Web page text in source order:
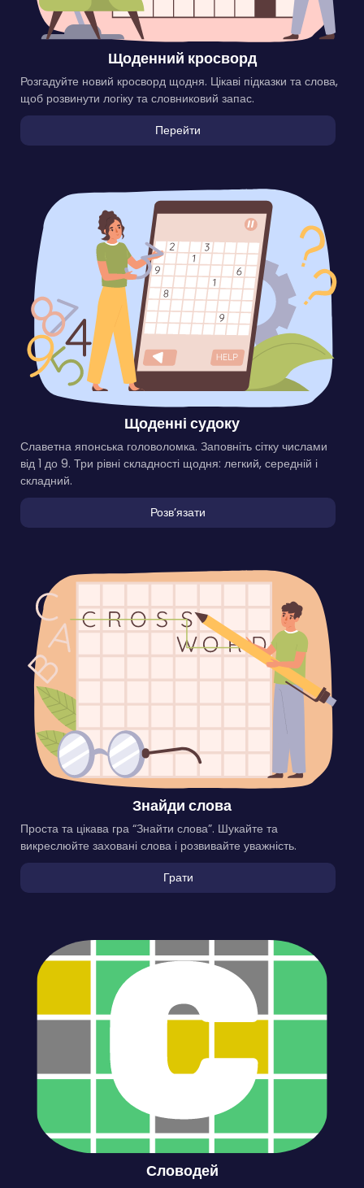
Щоденний кросворд
Розгадуйте новий кросворд щодня. Цікаві підказки та слова,
щоб розвинути логіку та словниковий запас.
Перейти
Щоденні судоку
Славетна японська головоломка. Заповніть сітку числами
від 1 до 9. Три рівні складності щодня: легкий, середній і
складний.
Розвʼязати
Знайди слова
Проста та цікава гра “Знайти слова”. Шукайте та
викреслюйте заховані слова і розвивайте уважність.
Грати
Словодей